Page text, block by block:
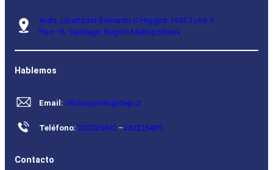
Avda. Libertador Bernardo O’Higgins 1449 Torre 4
Piso 16, Santiago, Región Metropolitana.
Hablemos
Email: oficinapartes@dep.cl
Teléfono: 233225492 –233225485
Contacto